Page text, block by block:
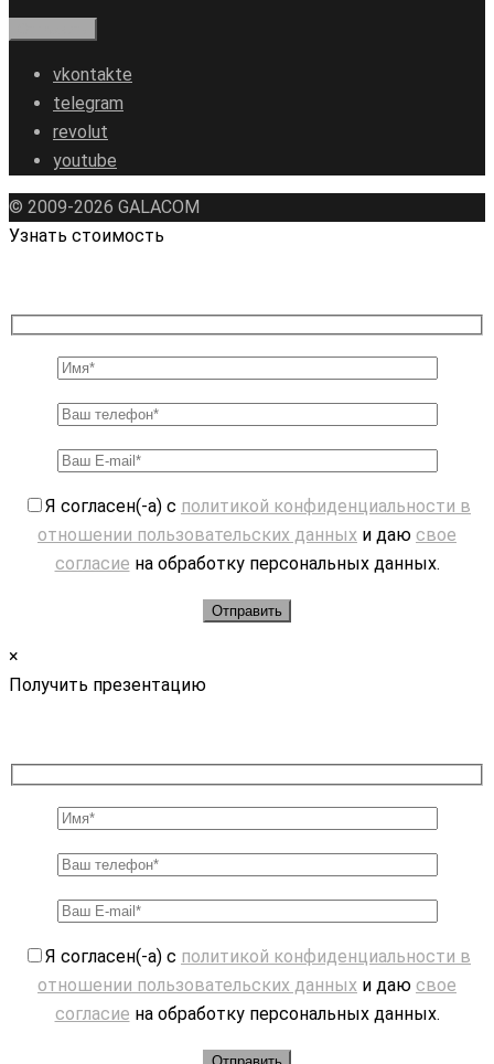
vkontakte
telegram
revolut
youtube
© 2009-2026 GALAСOM
Узнать стоимость
Я согласен(-а) с политикой конфиденциальности в
отношении пользовательских данных и даю свое
согласие на обработку персональных данных.
×
Получить презентацию
Я согласен(-а) с политикой конфиденциальности в
отношении пользовательских данных и даю свое
согласие на обработку персональных данных.